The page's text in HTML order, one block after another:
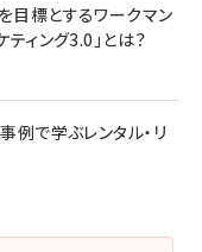
目標とするワークマン
ィング3.0」とは？
例で学ぶレンタル・リ